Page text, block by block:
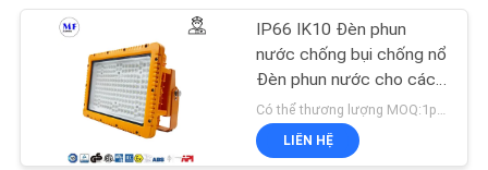
IP66 IK10 Đèn phun
nước chống bụi chống nổ
Đèn phun nước cho các
nhà máy giấy lưu trữ
ngành công nghiệp nặng
Có thể thương lượng MOQ:1pcs
LIÊN HỆ